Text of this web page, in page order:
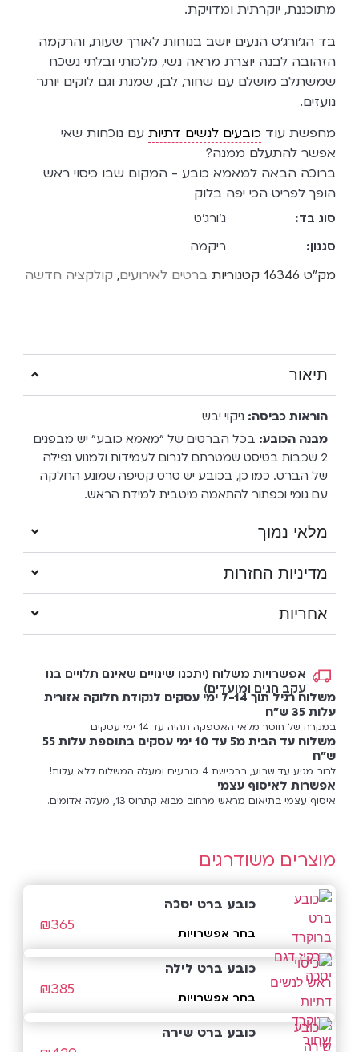
מתוכננת, יוקרתית ומדויקת.
בד הג׳ורג׳ט הנעים יושב בנוחות לאורך שעות, והרקמה
הזהובה לבנה יוצרת מראה נשי, מלכותי ובלתי נשכח
שמשתלב מושלם עם שחור, לבן, שמנת וגם לוקים יותר
נועזים.
מחפשת עודכובעים לנשים דתיות עם נוכחות שאי
אפשר להתעלם ממנה?
ברוכה הבאה למאמא כובע - המקום שבו כיסוי ראש
הופך לפריט הכי יפה בלוק
סוג בד:
ג'ורג'ט
סגנון:
ריקמה
מק"ט 16346 קטגוריות ברטים לאירועים, קולקציה חדשה
תיאור
הוראות כביסה: ניקוי יבש
מבנה הכובע: בכל הברטים של "מאמא כובע" יש מבפנים
2 שכבות בטיסט שמטרתם לגרום לעמידות ולמנוע נפילה
של הברט. כמו כן, בכובע יש סרט קטיפה שמונע החלקה
עם גומי וכפתור להתאמה מיטבית למידת הראש.
מלאי נמוך
מדיניות החזרות
אחריות
אפשרויות משלוח (יתכנו שינויים שאינם תלויים בנו
עקב חגים ומועדים)
משלוח רגיל תוך 7-14 ימי עסקים לנקודת חלוקה אזורית
עלות 35 ש"ח
במקרה של חוסר מלאי האספקה תהיה עד 14 ימי עסקים
משלוח עד הבית מ5 עד 10 ימי עסקים בתוספת עלות 55
ש"ח
לרוב מגיע עד שבוע, ברכישת 4 כובעים ומעלה המשלוח ללא עלות!
אפשרות לאיסוף עצמי
איסוף עצמי בתיאום מראש מרחוב מבוא קתרוס 13, מעלה אדומים.
מוצרים משודרגים
כובע ברט יסכה
₪365 בחר אפשרויות
כובע ברט לילה
₪385 בחר אפשרויות
כובע ברט שירה